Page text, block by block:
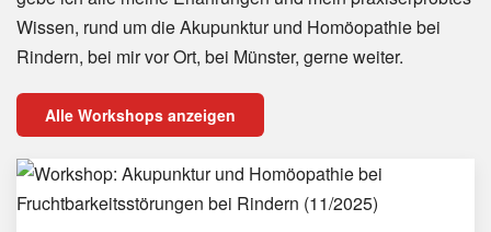
Wissen, rund um die Akupunktur und Homöopathie bei
Rindern, bei mir vor Ort, bei Münster, gerne weiter.
Alle Workshops anzeigen